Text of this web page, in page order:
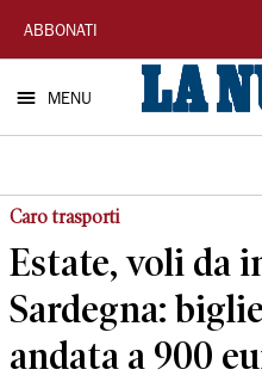
La
Nuova
Sardegna
ABBONATI
MENU
Caro trasporti
Estate, voli da
Sardegna:
andata a 900